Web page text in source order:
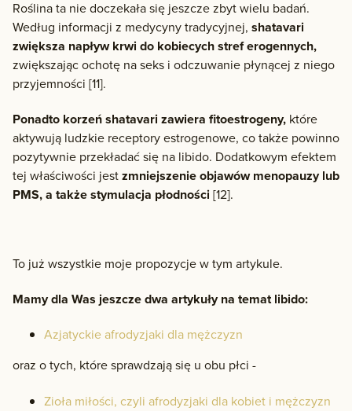
Roślina ta nie doczekała się jeszcze zbyt wielu badań.
Według informacji z medycyny tradycyjnej, shatavari
zwiększa napływ krwi do kobiecych stref erogennych,
zwiększając ochotę na seks i odczuwanie płynącej z niego
przyjemności [11].
Ponadto korzeń shatavari zawiera fitoestrogeny, które
aktywują ludzkie receptory estrogenowe, co także powinno
pozytywnie przekładać się na libido. Dodatkowym efektem
tej właściwości jestzmniejszenie objawów menopauzy lub
PMS, a także stymulacja płodności [12].
To już wszystkie moje propozycje w tym artykule.
Mamy dla Was jeszcze dwa artykuły na temat libido:
Azjatyckie afrodyzjaki dla mężczyzn
oraz o tych, które sprawdzają się u obu płci -
Zioła miłości, czyli afrodyzjaki dla kobiet i mężczyzn